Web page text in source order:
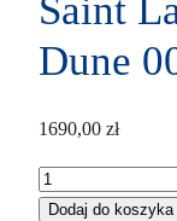
Saint
Dune
1690,00 zł
ilość
Saint
Dodaj do koszyka